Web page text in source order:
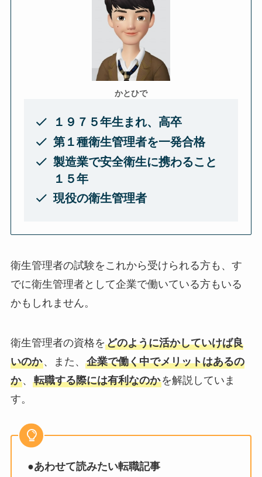
かとひで
１９７５年生まれ、高卒
第１種衛生管理者を一発合格
製造業で安全衛生に携わること
１５年
現役の衛生管理者
衛生管理者の試験を これから受けられる方も、 す
でに衛生管理者として企業で働いている方もいる
かもしれません。
衛生管理者の資格をどのように活かしていけば良
いのか、また、 企業で働く中でメリットはあるの
か、 転職する際には有利なのかを解説していま
す。
●あわせて読みたい転職記事